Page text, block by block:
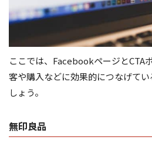
ここでは、FacebookページとCTA
客や購入などに効果的につなげて
しょう。
無印良品